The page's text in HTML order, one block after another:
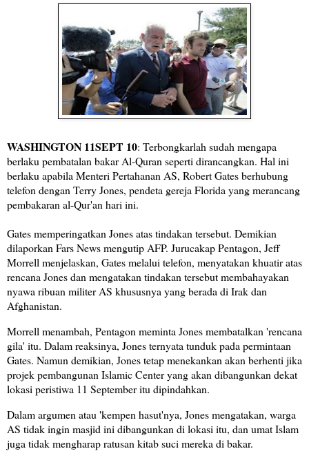
WASHINGTON 11SEPT 10: Terbongkarlah sudah mengapa
berlaku pembatalan bakar Al-Quran seperti dirancangkan. Hal ini
berlaku apabila Menteri Pertahanan AS, Robert Gates berhubung
telefon dengan Terry Jones, pendeta gereja Florida yang merancang
pembakaran al-Qur'an hari ini.
Gates memperingatkan Jones atas tindakan tersebut. Demikian
dilaporkan Fars News mengutip AFP. Jurucakap Pentagon, Jeff
Morrell menjelaskan, Gates melalui telefon, menyatakan khuatir atas
rencana Jones dan mengatakan tindakan tersebut membahayakan
nyawa ribuan militer AS khususnya yang berada di Irak dan
Afghanistan.
Morrell menambah, Pentagon meminta Jones membatalkan 'rencana
gila' itu. Dalam reaksinya, Jones ternyata tunduk pada permintaan
Gates. Namun demikian, Jones tetap menekankan akan berhenti jika
projek pembangunan Islamic Center yang akan dibangunkan dekat
lokasi peristiwa 11 September itu dipindahkan.
Dalam argumen atau 'kempen hasut'nya, Jones mengatakan, warga
AS tidak ingin masjid ini dibangunkan di lokasi itu, dan umat Islam
juga tidak mengharap ratusan kitab suci mereka di bakar.